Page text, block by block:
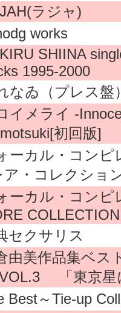
ラジャ)
works
SHIINA
1995-2000
なゐ（プレス盤
イメライ -
初回版]
ーカル・コン
ア・コレクショ
ーカル・コンピ
COLLECTION
セクサリス
由美作品集ベス
「東京星
Best～Tie-up